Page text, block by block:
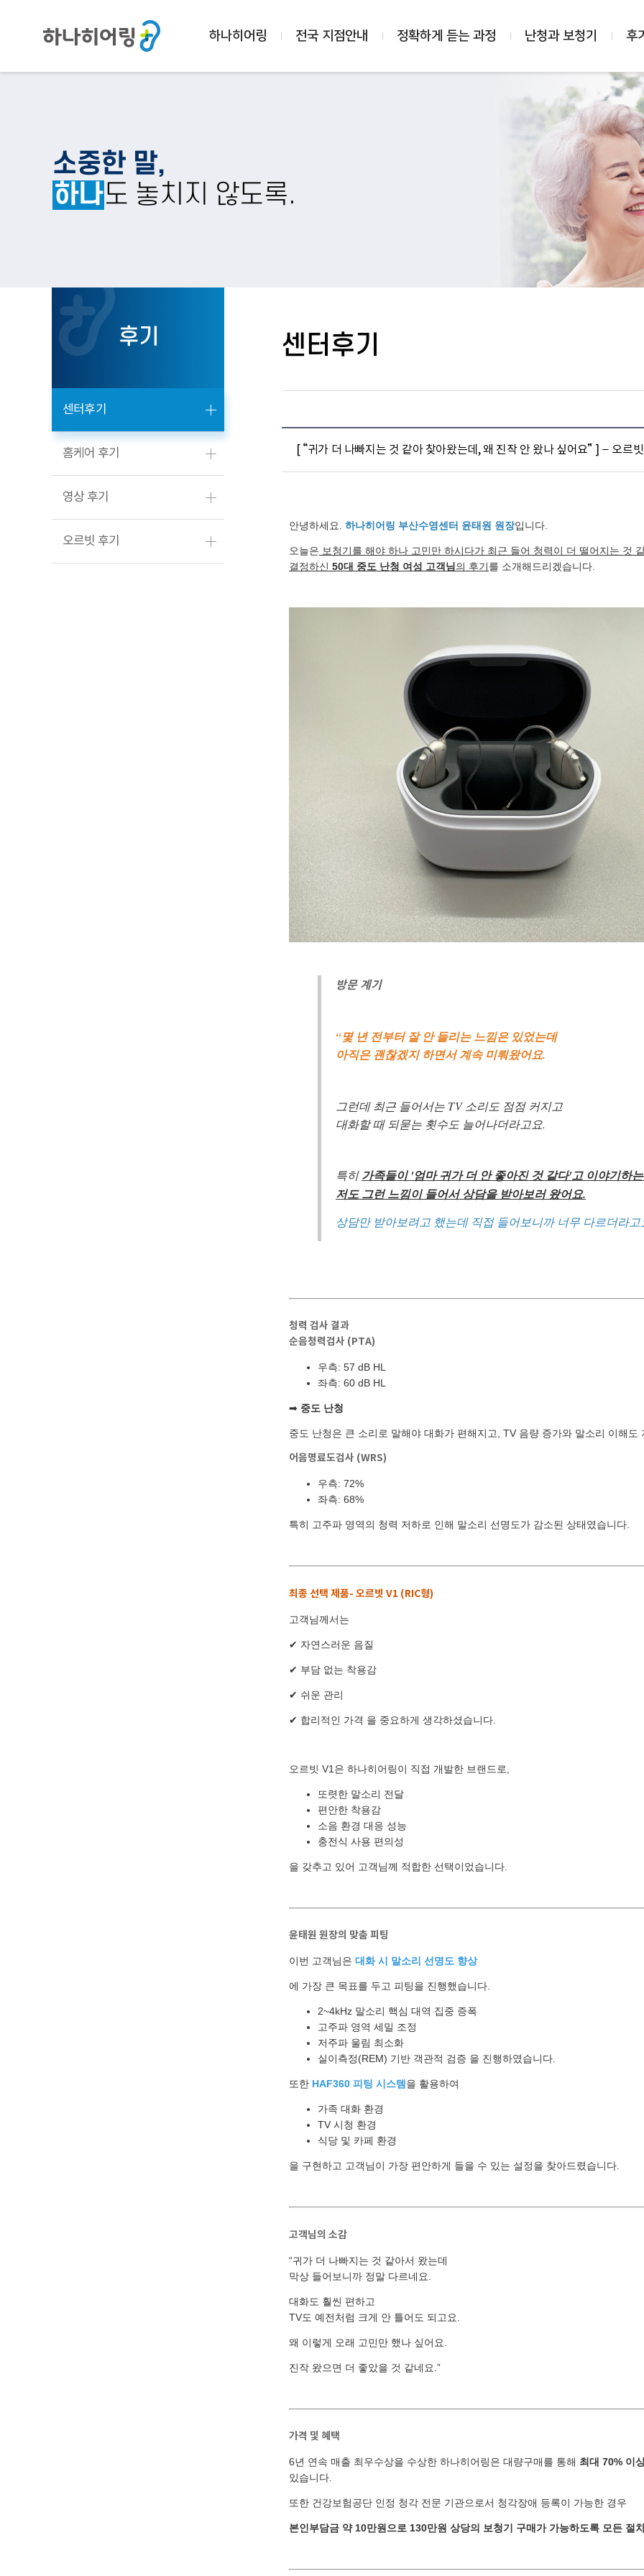
하나히어링 전국 지점안내 정확하게 듣는 과정 난청과 보청기 후기
소중한 말,
하나도 놓치지 않도록.
후기
센터후기
홈케어 후기
영상 후기
오르빗 후기
센터후기
[ “귀가 더 나빠지는 것 같아 찾아왔는데, 왜 진작 안 왔나 싶어요” ] – 오르빗
안녕하세요. 하나히어링 부산수영센터 윤태원 원장입니다.
오늘은 보청기를 해야 하나 고민만 하시다가 최근 들어 청력이 더 떨어지는 것
결정하신 50대 중도 난청 여성 고객님의 후기를 소개해드리겠습니다.
방문 계기
“몇 년 전부터 잘 안 들리는 느낌은 있었는데
아직은 괜찮겠지 하면서 계속 미뤄왔어요.
그런데 최근 들어서는 TV 소리도 점점 커지고
대화할 때 되묻는 횟수도 늘어나더라고요.
특히가족들이 '엄마 귀가 더 안 좋아진 것 같다'고 이야기하
저도 그런 느낌이 들어서 상담을 받아보러 왔어요.
상담만 받아보려고 했는데 직접 들어보니까 너무 다르더라고
청력 검사 결과
순음청력검사 (PTA)
우측: 57 dB HL
좌측: 60 dB HL
➡ 중도 난청
중도 난청은 큰 소리로 말해야 대화가 편해지고, TV 음량 증가와 말소리 이해도
어음명료도검사 (WRS)
우측: 72%
좌측: 68%
특히 고주파 영역의 청력 저하로 인해 말소리 선명도가 감소된 상태였습니다.
최종 선택 제품- 오르빗 V1 (RIC형)
고객님께서는
✔ 자연스러운 음질
✔ 부담 없는 착용감
✔ 쉬운 관리
✔ 합리적인 가격 을 중요하게 생각하셨습니다.
오르빗 V1은 하나히어링이 직접 개발한 브랜드로,
또렷한 말소리 전달
편안한 착용감
소음 환경 대응 성능
충전식 사용 편의성
을 갖추고 있어 고객님께 적합한 선택이었습니다.
윤태원 원장의 맞춤 피팅
이번 고객님은 대화 시 말소리 선명도 향상
에 가장 큰 목표를 두고 피팅을 진행했습니다.
2~4kHz 말소리 핵심 대역 집중 증폭
고주파 영역 세밀 조정
저주파 울림 최소화
실이측정(REM) 기반 객관적 검증 을 진행하였습니다.
또한 HAF360 피팅 시스템 을 활용하여
가족 대화 환경
TV 시청 환경
식당 및 카페 환경
을 구현하고 고객님이 가장 편안하게 들을 수 있는 설정을 찾아드렸습니다.
고객님의 소감
“귀가 더 나빠지는 것 같아서 왔는데
막상 들어보니까 정말 다르네요.
대화도 훨씬 편하고
TV도 예전처럼 크게 안 틀어도 되고요.
왜 이렇게 오래 고민만 했나 싶어요.
진작 왔으면 더 좋았을 것 같네요.”
가격 및 혜택
6년 연속 매출 최우수상을 수상한 하나히어링은 대량구매를 통해 최대 70% 이
있습니다.
또한 건강보험공단 인정 청각 전문 기관으로서 청각장애 등록이 가능한 경우
본인부담금 약 10만원으로 130만원 상당의 보청기 구매가 가능하도록 모든 절
이름
예약시간
분야
내용
개인정보 수집, 이용에 동의합니다.